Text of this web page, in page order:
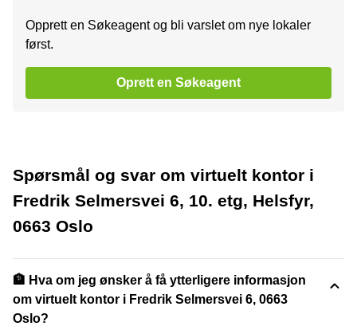
Opprett en Søkeagent og bli varslet om nye lokaler
først.
Oprett en Søkeagent
Spørsmål og svar om virtuelt kontor i
Fredrik Selmersvei 6, 10. etg, Helsfyr,
0663 Oslo
🏦 Hva om jeg ønsker å få ytterligere informasjon
om virtuelt kontor i Fredrik Selmersvei 6, 0663
Oslo?